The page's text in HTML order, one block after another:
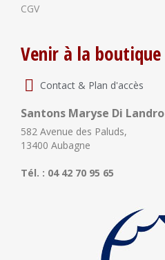
CGV
Venir à la boutique
Contact & Plan d'accès
Santons Maryse Di Landro
582 Avenue des Paluds,
13400 Aubagne
Tél. : 04 42 70 95 65